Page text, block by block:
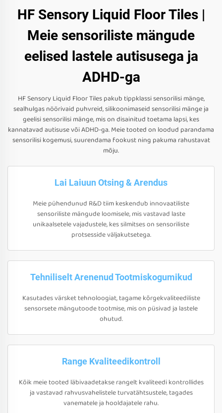
HF Sensory Liquid Floor Tiles |
Meie sensoriliste mängude
eelised lastele autisusega ja
ADHD-ga
HF Sensory Liquid Floor Tiles pakub tippklassi sensorilisi mänge,
sealhulgas nöörivaid puhvreid, silikoonimaseid sensorilisi mänge ja
geelisi sensorilisi mänge, mis on disainitud toetama lapsi, kes
kannatavad autisuse või ADHD-ga. Meie tooted on loodud parandama
sensorilisi kogemusi, suurendama fookust ning pakuma rahustavat
mõju.
Lai Laiuun Otsing & Arendus
Meie pühendunud R&D tiim keskendub innovaatiliste
sensoriliste mängude loomisele, mis vastavad laste
unikaalsetele vajadustele, kes silmitses on sensoriliste
protsesside väljakutsetega.
Tehniliselt Arenenud Tootmiskogumikud
Kasutades värsket tehnoloogiat, tagame kõrgekvaliteediliste
sensorsete mängutoode tootmise, mis on püsivad ja lastele
ohutud.
Range Kvaliteedikontroll
Kõik meie tooted läbivaadetakse rangelt kvaliteedi kontrollides
ja vastavad rahvusvahelistele turvatähtsustele, tagades
vanematele ja hooldajatele rahu.